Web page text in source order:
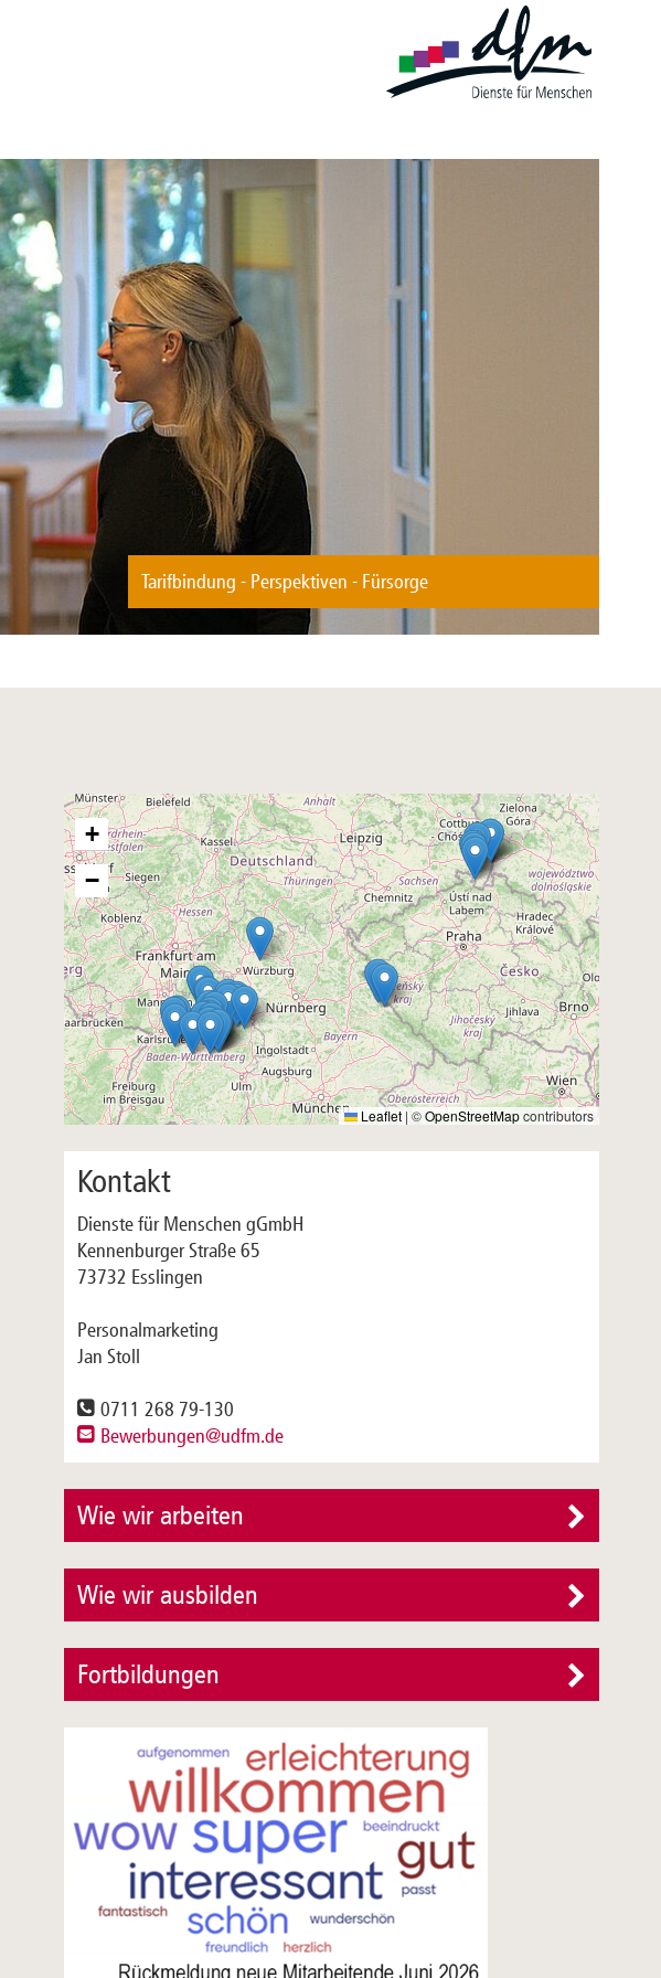
Tarifbindung - Perspektiven - Fürsorge
+
−
Leaflet | ©OpenStreetMapcontributors
Kontakt
Dienste für Menschen gGmbH
Kennenburger Straße 65
73732 Esslingen
Personalmarketing
Jan Stoll
0711 268 79-130
Bewerbungen@udfm.de
Wie wir arbeiten
Wie wir ausbilden
Fortbildungen